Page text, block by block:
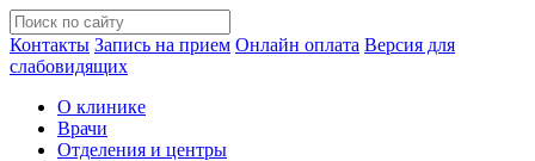
Контакты Запись на прием Онлайн оплата Версия для
слабовидящих
О клинике
Врачи
Отделения и центры